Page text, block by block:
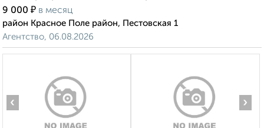
9 000 ₽ в месяц
район Красное Поле район, Пестовская 1
Агентство, 06.08.2026
‹ ›